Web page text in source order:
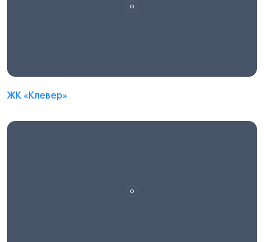
ЖК «Клевер»